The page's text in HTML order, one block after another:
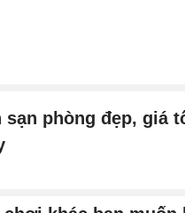
sạn phòng đẹp, giá